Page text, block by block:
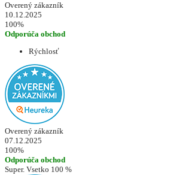
Overený zákazník
10.12.2025
100%
Odporúča obchod
Rýchlosť
Overený zákazník
07.12.2025
100%
Odporúča obchod
Super. Vsetko 100 %